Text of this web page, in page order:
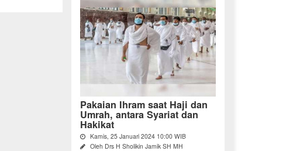
Pakaian Ihram saat Haji dan
Umrah, antara Syariat dan
Hakikat
Kamis, 25 Januari 2024 10:00 WIB
Oleh Drs H Sholikin Jamik SH MH